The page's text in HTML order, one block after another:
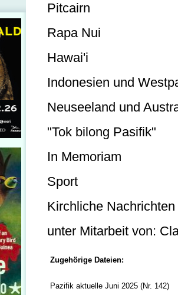
Pitcairn
Rapa Nui
Hawai'i
Indonesien und
Neuseeland und
"Tok bilong Pasifik"
In Memoriam
Sport
Kirchliche
unter Mitarbeit von:
Zugehörige Dateien:
Pazifik aktuelle Juni 2025 (Nr. 142)